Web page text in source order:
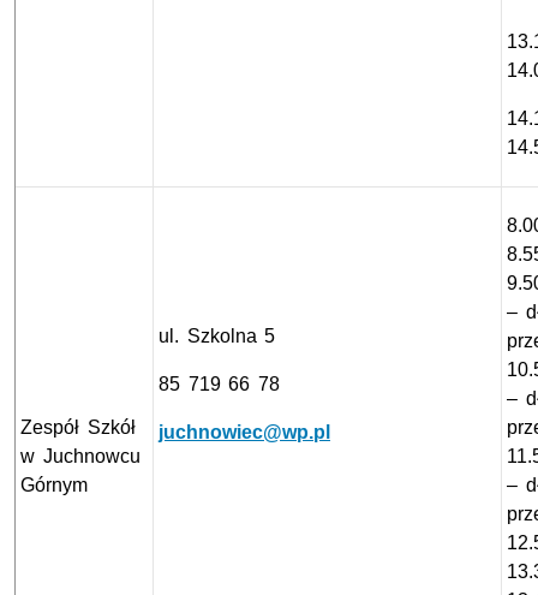
Zespół Szkół
w Juchnowcu
Górnym
ul. Szkolna 5
85 719 66 78
juchnowiec@wp.pl
–
–
–